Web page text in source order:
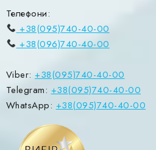
Телефони:
+38(095)740-40-00
+38(096)740-40-00
Viber: +38(095)740-40-00
Telegram: +38(095)740-40-00
WhatsApp: +38(095)740-40-00